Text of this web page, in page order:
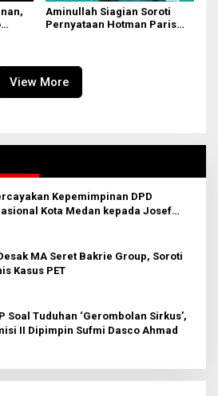
Aminullah Siagian Soroti
Pernyataan Hotman Paris
View More
Kepemimpinan DPD
Kota Medan kepada Josef
MA Seret Bakrie Group, Soroti
Kasus PET
Soal Tuduhan ‘Gerombolan Sirkus’,
II Dipimpin Sufmi Dasco Ahmad